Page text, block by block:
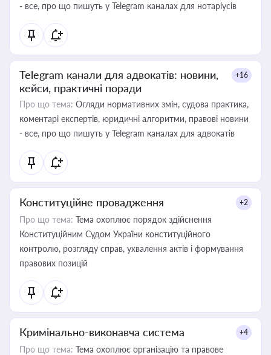
- все, про що пишуть у Telegram каналах для нотаріусів
Telegram канали для адвокатів: новини,
кейси, практичні поради
+16
Про що тема: Огляди нормативних змін, судова практика,
коментарі експертів, юридичні алгоритми, правові новини
- все, про що пишуть у Telegram каналах для адвокатів
Конституційне провадження +2
Про що тема: Тема охоплює порядок здійснення
Конституційним Судом України конституційного
контролю, розгляду справ, ухвалення актів і формування
правових позицій
Кримінально-виконавча система +4
Про що тема: Тема охоплює організацію та правове